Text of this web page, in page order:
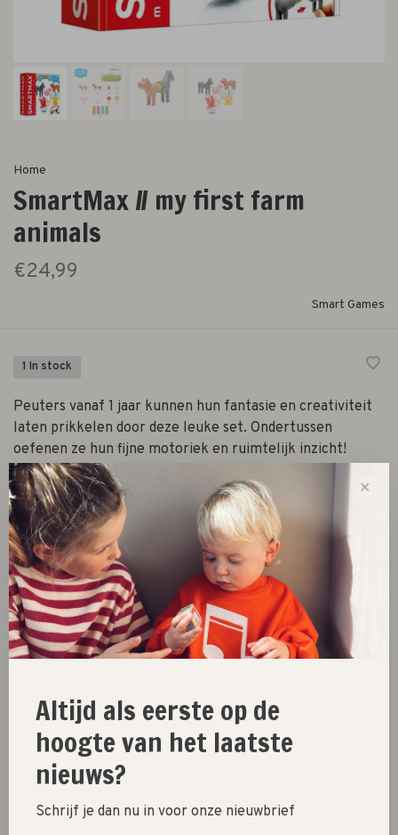
Home
SmartMax // my first farm
animals
€24,99
Smart Games
1 In stock
Peuters vanaf 1 jaar kunnen hun fantasie en creativiteit
laten prikkelen door deze leuke set. Ondertussen
oefenen ze hun fijne motoriek en ruimtelijk inzicht!
Quantity: -
Add to cart
Size guide
New
✕
Altijd als eerste op de
hoogte van het laatste
nieuws?
Schrijf je dan nu in voor onze nieuwbrief